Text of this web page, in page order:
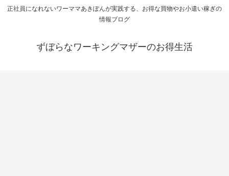
正社員になれないワーママあきぽんが実践する、お得な買物やお小遣い稼ぎの
情報ブログ
ずぼらなワーキングマザーのお得生活